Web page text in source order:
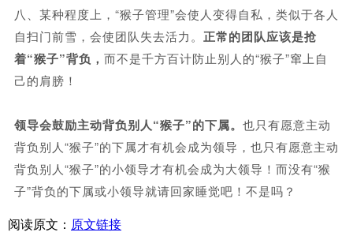
八、某种程度上，“猴子管理”会使人变得自私，类似于各人
自扫门前雪，会使团队失去活力。 正常的团队应该是抢
着“猴子”背负， 而不是千方百计防止别人的“猴子”窜上自
己的肩膀！
领导会鼓励主动背负别人“猴子”的下属。 也只有愿意主动
背负别人“猴子”的下属才有机会成为领导，也只有愿意主动
背负别人“猴子”的小领导才有机会成为大领导！而没有“猴
子”背负的下属或小领导就请回家睡觉吧！不是吗？
阅读原文： 原文链接